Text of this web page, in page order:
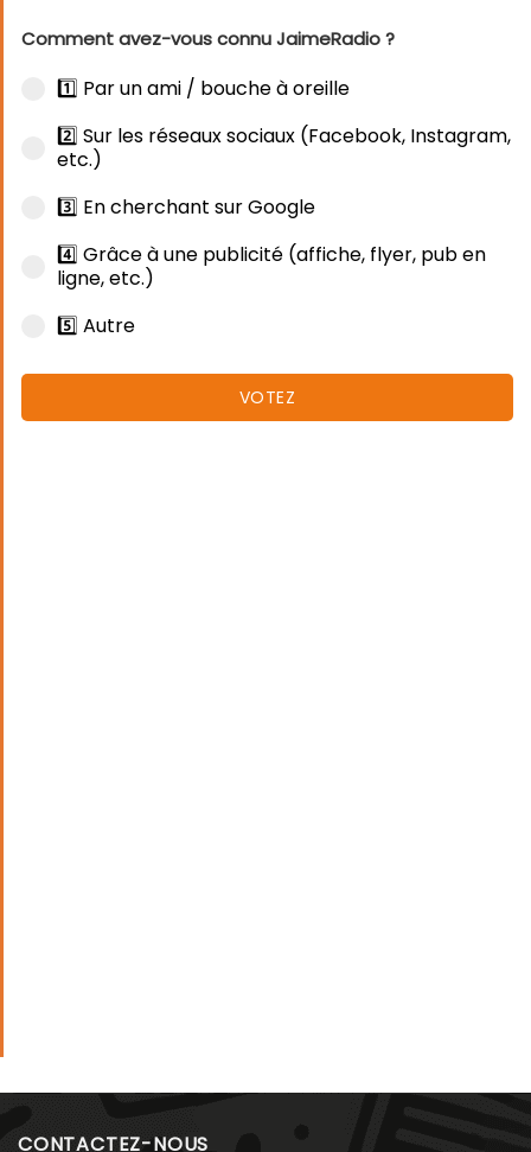
Comment avez-vous connu JaimeRadio ?
1️⃣ Par un ami / bouche à oreille
2️⃣ Sur les réseaux sociaux (Facebook, Instagram,
etc.)
3️⃣ En cherchant sur Google
4️⃣ Grâce à une publicité (affiche, flyer, pub en
ligne, etc.)
5️⃣ Autre
VOTEZ
CONTACTEZ-NOUS